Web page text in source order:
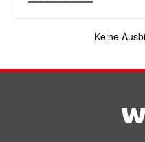
Keine